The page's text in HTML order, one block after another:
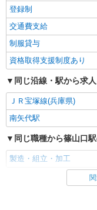
登録制
交通費支給
制服貸与
資格取得支援制度あり
同じ沿線・駅から求
ＪＲ宝塚線(兵庫県)
南矢代駅
同じ職種から篠山口
製造・組立・加工
同じ雇用形態から篠